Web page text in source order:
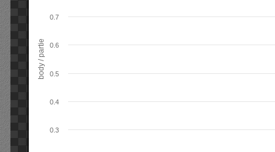
body / partie
0.3
0.4
0.5
0.6
0.7